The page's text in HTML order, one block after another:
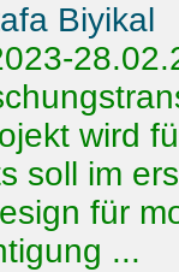
Biyikal
wird
soll im
für
...